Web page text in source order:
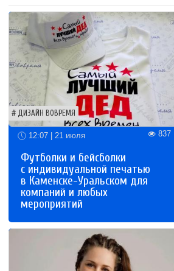
ДИЗАЙН ВОВРЕМЯ
12:07 | 21 июля 837
Футболки и бейсболки
с индивидуальной печатью
в Каменске-Уральском для
компаний и любых
мероприятий